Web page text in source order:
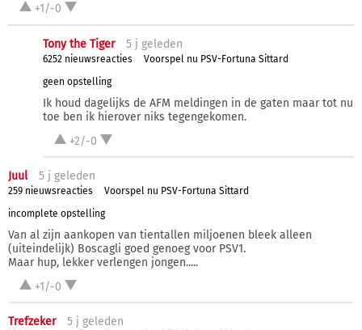
+1/-0
Tony the Tiger 5 j geleden
6252 nieuwsreacties
Voorspel nu PSV-Fortuna Sittard
geen opstelling
Ik houd dagelijks de AFM meldingen in de gaten maar tot nu
toe ben ik hierover niks tegengekomen.
+2/-0
Juul 5 j geleden
259 nieuwsreacties
Voorspel nu PSV-Fortuna Sittard
incomplete opstelling
Van al zijn aankopen van tientallen miljoenen bleek alleen
(uiteindelijk) Boscagli goed genoeg voor PSV1.
Maar hup, lekker verlengen jongen.....
+1/-0
Trefzeker 5 j geleden